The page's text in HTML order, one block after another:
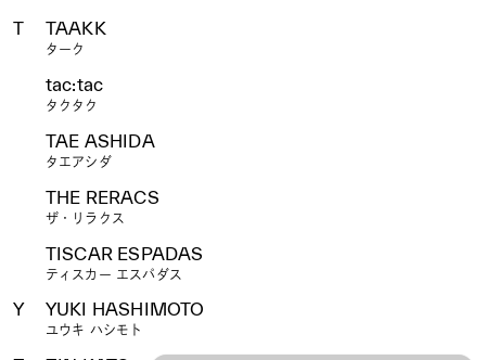
T TAAKK
ターク
tac:tac
タクタク
TAE ASHIDA
タエアシダ
THE RERACS
ザ・リラクス
TISCAR ESPADAS
ティスカー エスパダス
Y YUKI HASHIMOTO
ユウキ ハシモト